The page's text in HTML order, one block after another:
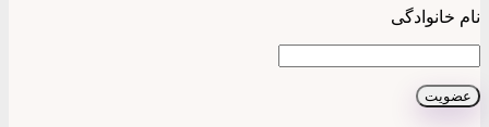
نام خانوادگی
عضویت